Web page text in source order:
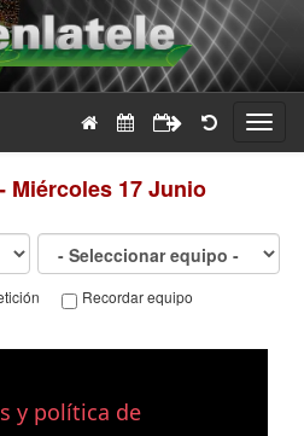
Miércoles 17 Junio
Recordar equipo
y política de